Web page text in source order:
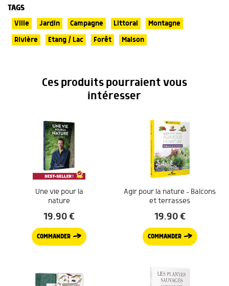
TAGS
Ville Jardin Campagne Littoral
Montagne
Rivière
Etang / Lac Forêt Maison
Ces produits pourraient vous
intéresser
Une vie pour la
nature
19.90€
COMMANDER
Agir pour la nature – Balcons
et terrasses
19.90€
COMMANDER